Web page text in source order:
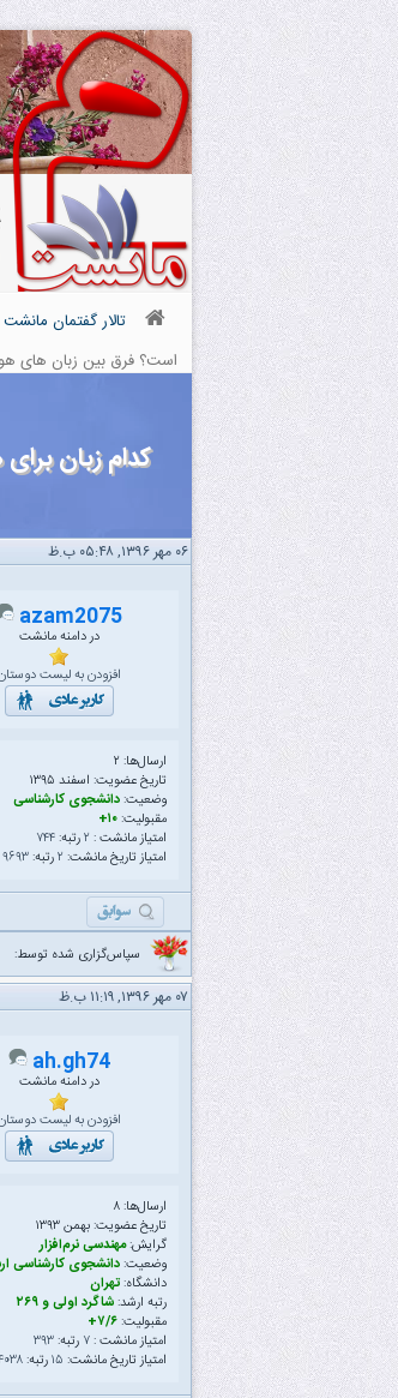
تالار گفتمان مانشت
است؟ فرق بین زبان
کدام زبان
۰۶ مهر ۱۳۹۶, ۰۵:۴۸ ب.ظ
azam2075
در دامنه مانشت
افزودن به لیست
ارسال‌ها: ۲
تاریخ عضویت: اسفند ۱۳۹۵
وضعیت:دانشجوی کارشناسی
مقبولیت:۱۰+
امتیاز مانشت : ۲رتبه:۷۴۴
امتیاز تاریخ مانشت: ۲رتبه:۹۶۹۳
سپاس‌گزاری شده توسط:
۰۷ مهر ۱۳۹۶, ۱۱:۱۹ ب.ظ
ah.gh74
در دامنه مانشت
افزودن به لیست
ارسال‌ها: ۸
تاریخ عضویت: بهمن ۱۳۹۳
گرایش:مهندسی نرم‌افزار
وضعیت:دانشجوی کارشناسی
دانشگاه:تهران
رتبه ارشد:شاگرد اولی و ۲۶۹
مقبولیت:۷/۶+
امتیاز مانشت :۷ رتبه:۳۹۳
امتیاز تاریخ مانشت: ۱۵رتبه: